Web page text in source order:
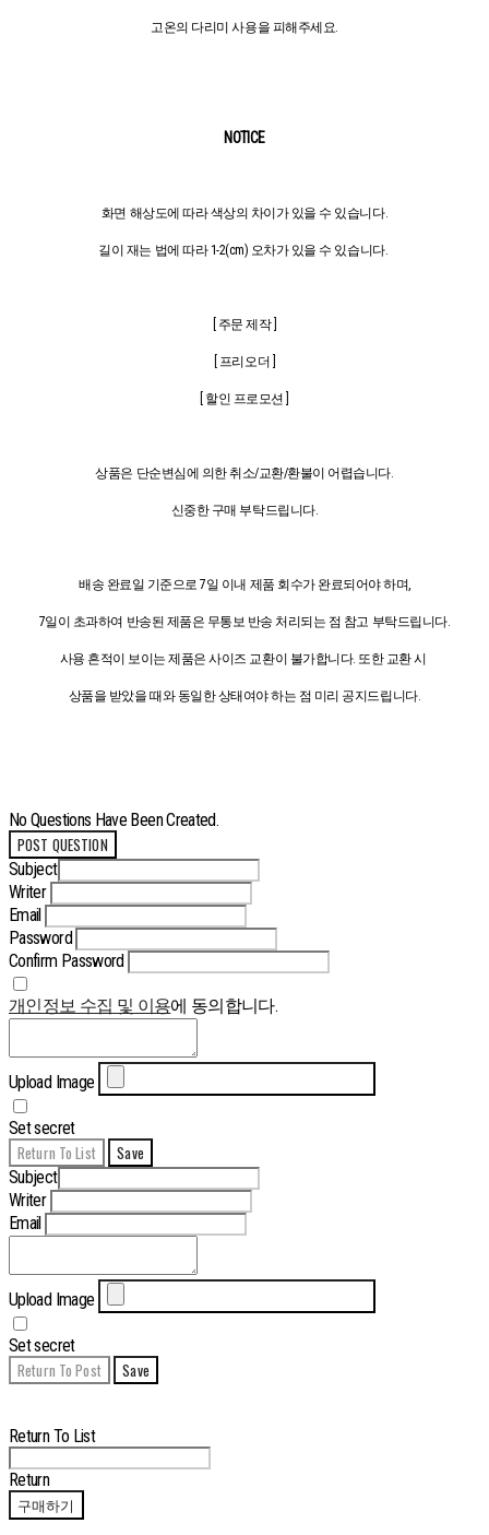
고온의 다리미 사용을 피해주세요.
NOTICE
화면 해상도에 따라 색상의 차이가 있을 수 있습니다.
길이 재는 법에 따라 1-2(cm) 오차가 있을 수 있습니다.
[ 주문 제작 ]
[ 프리오더 ]
[ 할인 프로모션 ]
상품은 단순변심에 의한 취소/교환/환불이 어렵습니다.
신중한 구매 부탁드립니다.
배송 완료일 기준으로 7일 이내 제품 회수가 완료되어야 하며,
7일이 초과하여 반송된 제품은 무통보 반송 처리되는 점 참고 부탁드립니다.
사용 흔적이 보이는 제품은 사이즈 교환이 불가합니다. 또한 교환 시
상품을 받았을 때와 동일한 상태여야 하는 점 미리 공지드립니다.
No Questions Have Been Created.
POST QUESTION
Subject
Writer
Email
Password
Confirm Password
개인정보 수집 및 이용에 동의합니다.
Upload Image
Set secret
Return To List Save
Subject
Writer
Email
Upload Image
Set secret
Return To Post Save
Return To List
Return
구매하기